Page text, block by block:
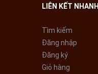
LIÊN KẾT NHANH
Tìm kiếm
Đăng nhập
Đăng ký
Giỏ hàng